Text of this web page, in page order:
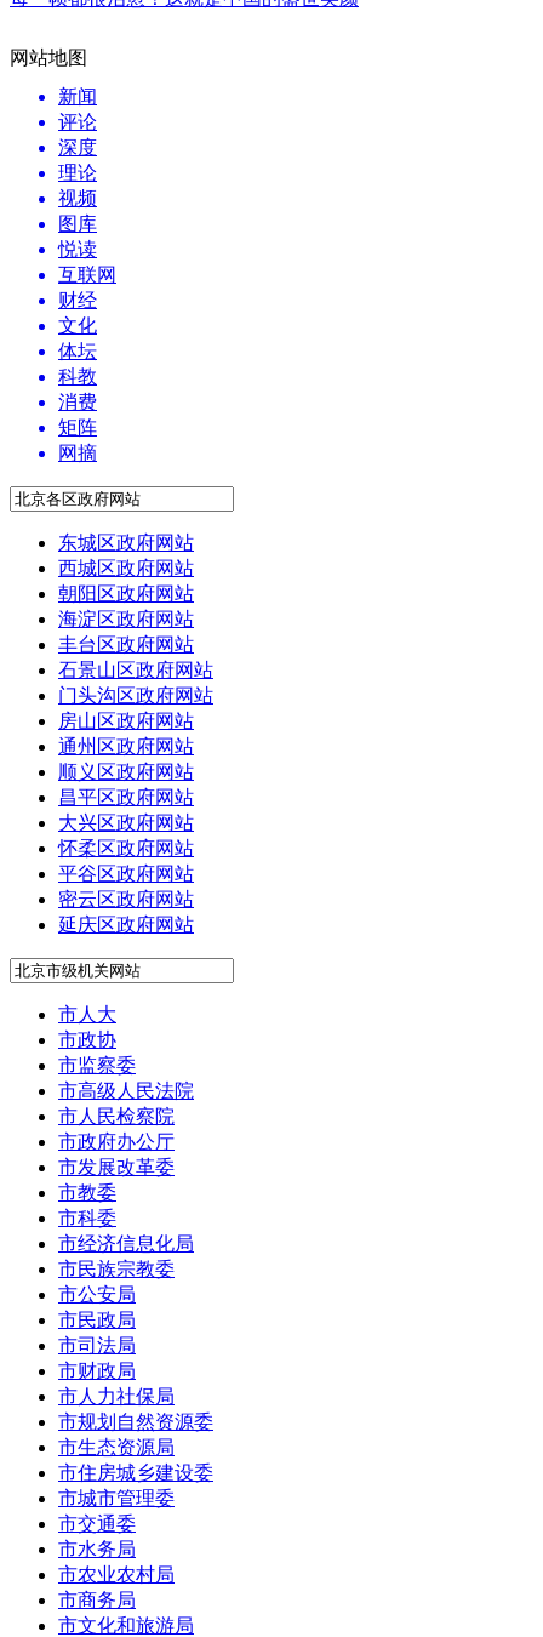
网站地图
新闻
评论
深度
理论
视频
图库
悦读
互联网
财经
文化
体坛
科教
消费
矩阵
网摘
东城区政府网站
西城区政府网站
朝阳区政府网站
海淀区政府网站
丰台区政府网站
石景山区政府网站
门头沟区政府网站
房山区政府网站
通州区政府网站
顺义区政府网站
昌平区政府网站
大兴区政府网站
怀柔区政府网站
平谷区政府网站
密云区政府网站
延庆区政府网站
市人大
市政协
市监察委
市高级人民法院
市人民检察院
市政府办公厅
市发展改革委
市教委
市科委
市经济信息化局
市民族宗教委
市公安局
市民政局
市司法局
市财政局
市人力社保局
市规划自然资源委
市生态资源局
市住房城乡建设委
市城市管理委
市交通委
市水务局
市农业农村局
市商务局
市文化和旅游局